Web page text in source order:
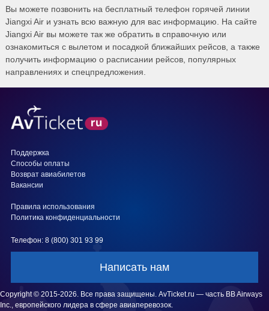
Вы можете позвонить на бесплатный телефон горячей линии
Jiangxi Air и узнать всю важную для вас информацию. На сайте
Jiangxi Air вы можете так же обратить в справочную или
ознакомиться с вылетом и посадкой ближайших рейсов, а также
получить информацию о расписании рейсов, популярных
направлениях и спецпредложения.
Поддержка
Способы оплаты
Возврат авиабилетов
Вакансии
Правила использования
Политика конфиденциальности
Телефон: 8 (800) 301 93 99
Написать нам
Copyright © 2015-2026. Все права защищены. AvTicket.ru — часть BB Airways
Inc., европейского лидера в сфере авиаперевозок.